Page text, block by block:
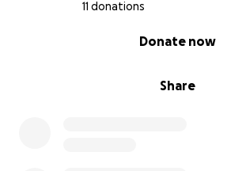
11 donations
Share
Donate now